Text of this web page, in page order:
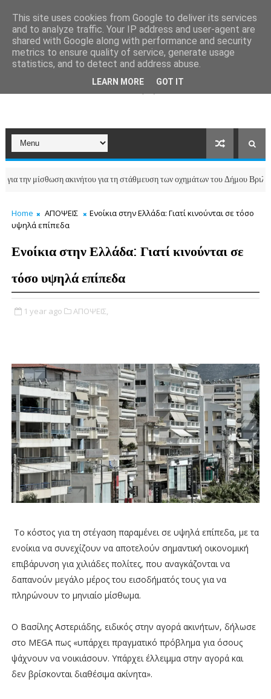
μίσθωση ακινήτου για τη στάθμευση των οχημάτων του Δήμου Βριλησσίων
Home ΑΠΟΨΕΙΣ
Ενοίκια στην Ελλάδα: Γιατί κινούνται σε τόσο
υψηλά επίπεδα
Ενοίκια στην Ελλάδα: Γιατί κινούνται σε
τόσο υψηλά επίπεδα
1 year ago ΑΠΟΨΕΙΣ,
Το κόστος για τη στέγαση παραμένει σε υψηλά επίπεδα, με τα
ενοίκια να συνεχίζουν να αποτελούν σημαντική οικονομική
επιβάρυνση για χιλιάδες πολίτες, που αναγκάζονται να
δαπανούν μεγάλο μέρος του εισοδήματός τους για να
πληρώνουν το μηνιαίο μίσθωμα.
Ο Βασίλης Αστεριάδης, ειδικός στην αγορά ακινήτων, δήλωσε
στο MEGA πως «υπάρχει πραγματικό πρόβλημα για όσους
ψάχνουν να νοικιάσουν. Υπάρχει έλλειμμα στην αγορά και
δεν βρίσκονται διαθέσιμα ακίνητα».
This site uses cookies from Google to deliver its services
and to analyze traffic. Your IP address and user-agent are
shared with Google along with performance and security
metrics to ensure quality of service, generate usage
statistics, and to detect and address abuse.
LEARN MORE GOT IT